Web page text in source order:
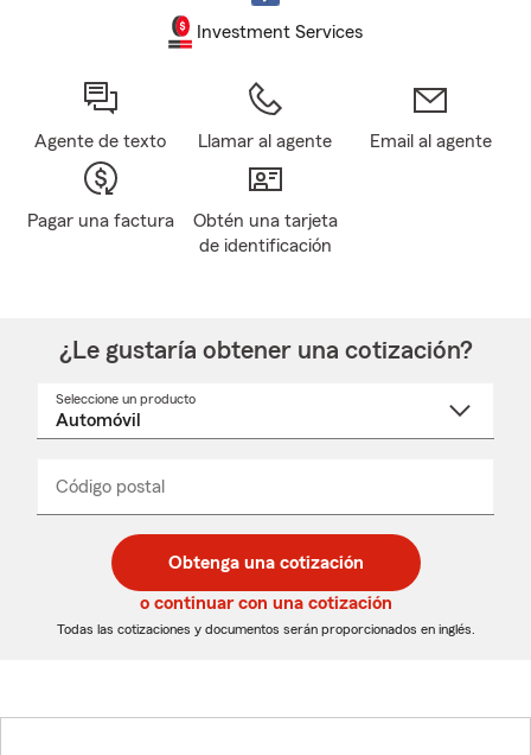
Investment Services
Agente de texto Llamar al agente Email al agente
Pagar una factura
Obtén una tarjeta
de identificación
¿Le gustaría obtener una cotización?
Seleccione un producto
desplegable
Código postal
de
5
dígitos
de
5
dígitos
_____
Obtenga una cotización
o continuar con una cotización
Todas las cotizaciones y documentos serán proporcionados en inglés.